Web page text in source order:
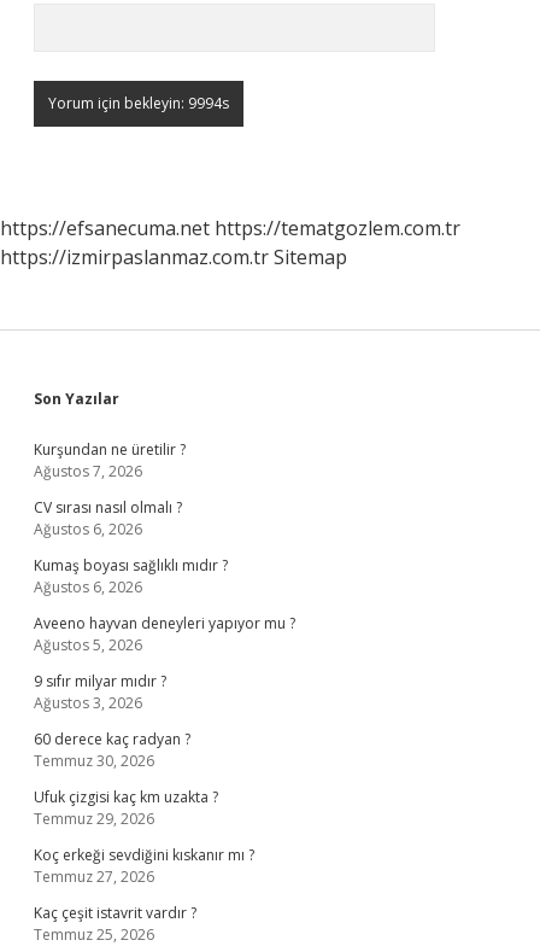
https://efsanecuma.net https://tematgozlem.com.tr
https://izmirpaslanmaz.com.trSitemap
Sidebar
Son Yazılar
Kurşundan ne üretilir ?
Ağustos 7, 2026
CV sırası nasıl olmalı ?
Ağustos 6, 2026
Kumaş boyası sağlıklı mıdır ?
Ağustos 6, 2026
Aveeno hayvan deneyleri yapıyor mu ?
Ağustos 5, 2026
9 sıfır milyar mıdır ?
Ağustos 3, 2026
60 derece kaç radyan ?
Temmuz 30, 2026
Ufuk çizgisi kaç km uzakta ?
Temmuz 29, 2026
Koç erkeği sevdiğini kıskanır mı ?
Temmuz 27, 2026
Kaç çeşit istavrit vardır ?
Temmuz 25, 2026